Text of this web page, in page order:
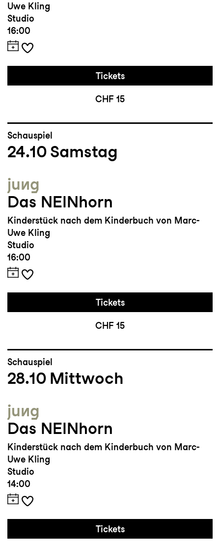
Uwe Kling
Studio
16:00
Tickets
CHF 15
Schauspiel
24.10 Samstag
jung
Das NEINhorn
Kinderstück nach dem Kinderbuch von Marc-
Uwe Kling
Studio
16:00
Tickets
CHF 15
Schauspiel
28.10 Mittwoch
jung
Das NEINhorn
Kinderstück nach dem Kinderbuch von Marc-
Uwe Kling
Studio
14:00
Tickets